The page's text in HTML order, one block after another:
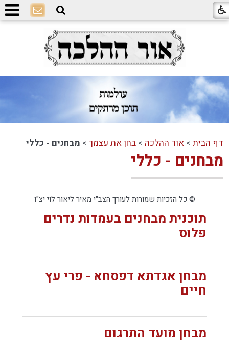
דף הבית >אור ההלכה >בחן את עצמך > מבחנים - כללי
מבחנים - כללי
© כל הזכיות שמורות לעורך הצב"י מאיר ליאור לוי יצ"ו
תוכנית מבחנים בעמדות נדרים
פלוס
מבחן אגדתא דפסחא - פרי עץ
חיים
מבחן מועד התרגום